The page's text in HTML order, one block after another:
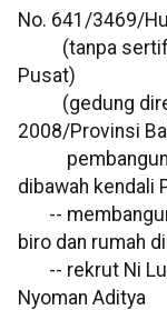
No. 641/3469/
(tanpa
Pusat)
(gedung
2008/Provinsi
dibawah kendali
--
biro dan rumah
-- rekrut Ni Luh
Nyoman Aditya